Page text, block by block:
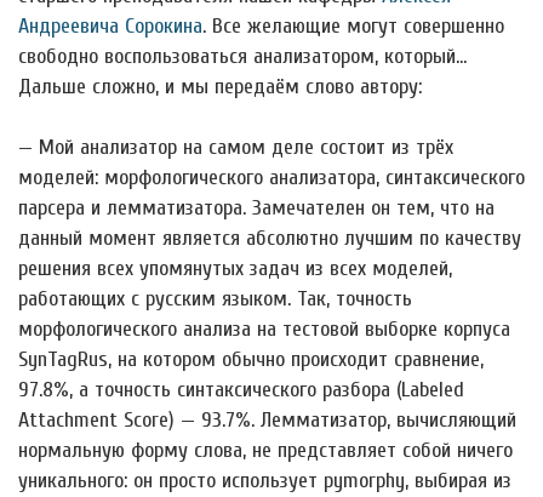
Андреевича Сорокина. Все желающие могут совершенно
свободно воспользоваться анализатором, который…
Дальше сложно, и мы передаём слово автору:
— Мой анализатор на самом деле состоит из трёх
моделей: морфологического анализатора, синтаксического
парсера и лемматизатора. Замечателен он тем, что на
данный момент является абсолютно лучшим по качеству
решения всех упомянутых задач из всех моделей,
работающих с русским языком. Так, точность
морфологического анализа на тестовой выборке корпуса
SynTagRus, на котором обычно происходит сравнение,
97.8%, а точность синтаксического разбора (Labeled
Attachment Score) — 93.7%. Лемматизатор, вычисляющий
нормальную форму слова, не представляет собой ничего
уникального: он просто использует pymorphy, выбирая из